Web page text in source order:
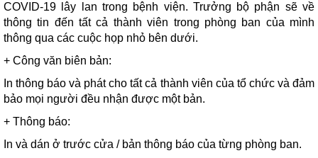
COVID-19 lây lan trong bệnh viện. Trưởng bộ phận sẽ về
thông tin đến tất cả thành viên trong phòng ban của mình
thông qua các cuộc họp nhỏ bên dưới.
+ Công văn biên bản:
In thông báo và phát cho tất cả thành viên của tổ chức và đảm
bảo mọi người đều nhận được một bản.
+ Thông báo:
In và dán ở trước cửa / bản thông báo của từng phòng ban.